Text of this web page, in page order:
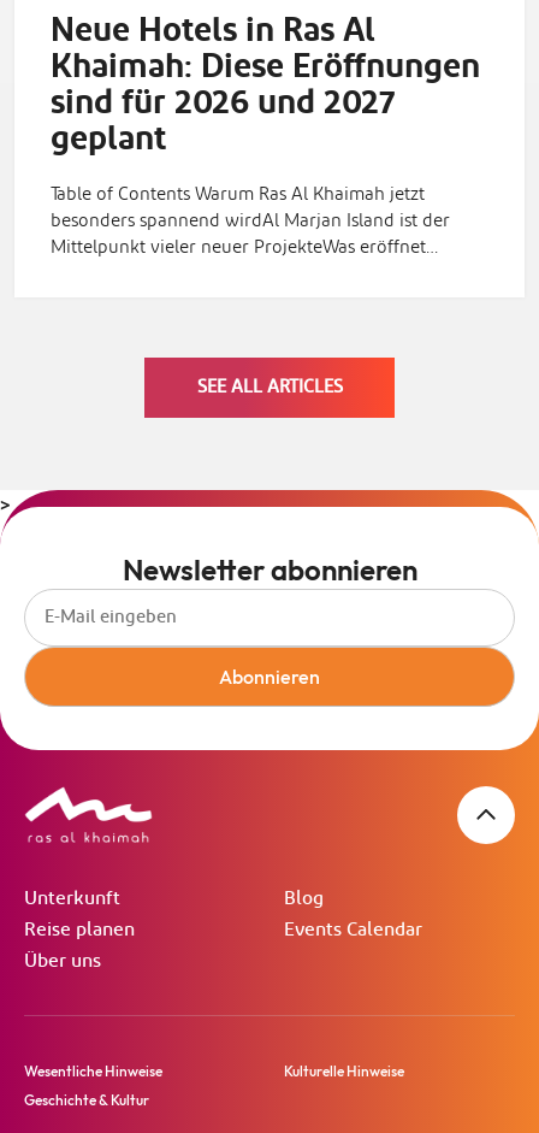
Neue Hotels in Ras Al
Khaimah: Diese Eröffnungen
sind für 2026 und 2027
geplant
Table of Contents Warum Ras Al Khaimah jetzt
besonders spannend wirdAl Marjan Island ist der
Mittelpunkt vieler neuer ProjekteWas eröffnet…
SEE ALL ARTICLES
>
Newsletter abonnieren
Abonnieren
Unterkunft
Reise planen
Über uns
Blog
Events Calendar
Wesentliche Hinweise
Geschichte & Kultur
Kulturelle Hinweise